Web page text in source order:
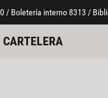
/ Boletería interno 8313 /
CARTELERA